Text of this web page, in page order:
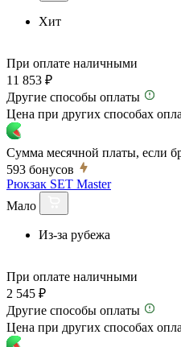
Хит
При оплате наличными
11 853 ₽
Другие способы оплаты
Цена при других способах
Сумма месячной платы, если
593 бонусов
Рюкзак SET Master
Мало
Из-за рубежа
При оплате наличными
2 545 ₽
Другие способы оплаты
Цена при других способах